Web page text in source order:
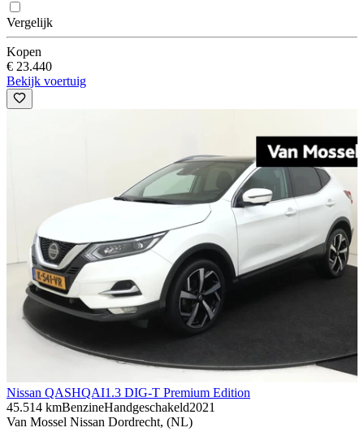
Vergelijk
Kopen
€ 23.440
Bekijk voertuig
Nissan QASHQAI1.3 DIG-T Premium Edition
45.514 kmBenzineHandgeschakeld2021
Van Mossel Nissan Dordrecht, (NL)